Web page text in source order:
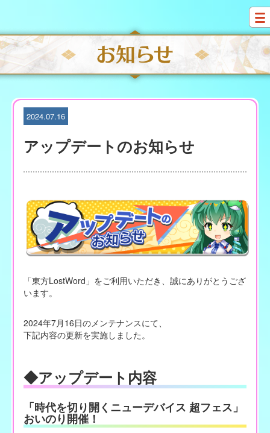
i
p
t
o
c
2024.07.16
アップデートのお知らせ
「東方LostWord」をご利用いただき、誠にありがとうござ
います。
2024年7月16日のメンテナンスにて、
下記内容の更新を実施しました。
◆アップデート内容
「時代を切り開くニューデバイス 超フェス」
おいのり開催！